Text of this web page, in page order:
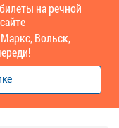
на речной
Вольск,